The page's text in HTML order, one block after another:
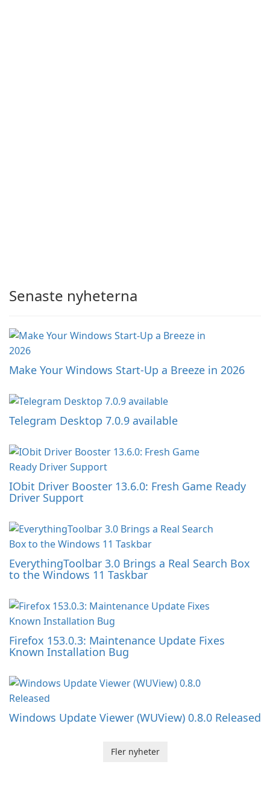
Senaste nyheterna
Make Your Windows Start-Up a Breeze in 2026
Telegram Desktop 7.0.9 available
IObit Driver Booster 13.6.0: Fresh Game Ready
Driver Support
EverythingToolbar 3.0 Brings a Real Search Box
to the Windows 11 Taskbar
Firefox 153.0.3: Maintenance Update Fixes
Known Installation Bug
Windows Update Viewer (WUView) 0.8.0 Released
Fler nyheter